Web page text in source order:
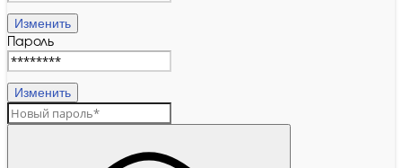
Изменить
Пароль
Изменить